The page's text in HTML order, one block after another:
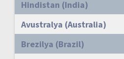
Hindistan (India)
Avustralya (Australia)
Brezilya (Brazil)